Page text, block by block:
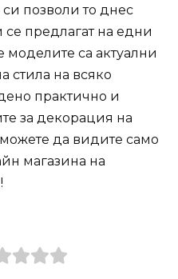
позволи то днес
предлагат на едни
моделите са актуални
стила на всяко
практично и
за декорация на
да видите само
магазина на